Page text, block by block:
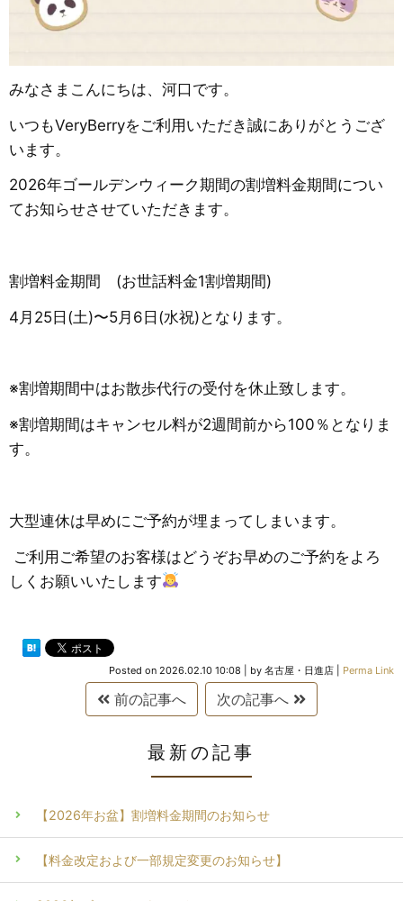
みなさまこんにちは、河口です。
いつもVeryBerryをご利用いただき誠にありがとうござ
います。
2026年ゴールデンウィーク期間の割増料金期間につい
てお知らせさせていただきます。
割増料金期間 (お世話料金1割増期間)
4月25日(土)〜5月6日(水祝)となります。
※割増期間中はお散歩代行の受付を休止致します。
※割増期間はキャンセル料が2週間前から100％となりま
す。
大型連休は早めにご予約が埋まってしまいます。
ご利用ご希望のお客様はどうぞお早めのご予約をよろ
しくお願いいたします
Posted on 2026.02.10 10:08 by 名古屋・日進店 Perma Link
前の記事へ 次の記事へ
最新の記事
【2026年お盆】割増料金期間のお知らせ
【料金改定および一部規定変更のお知らせ】